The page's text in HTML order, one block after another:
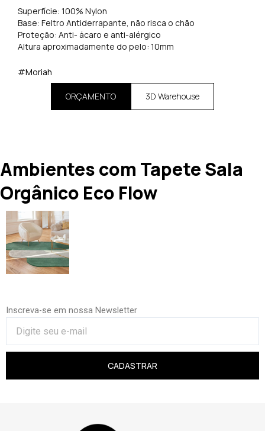
Superfície: 100% Nylon
Base: Feltro Antiderrapante, não risca o chão
Proteção: Anti- ácaro e anti-alérgico
Altura aproximadamente do pelo: 10mm
#Moriah
ORÇAMENTO 3D Warehouse
Ambientes com Tapete Sala
Orgânico Eco Flow
Inscreva-se em nossa Newsletter
CADASTRAR